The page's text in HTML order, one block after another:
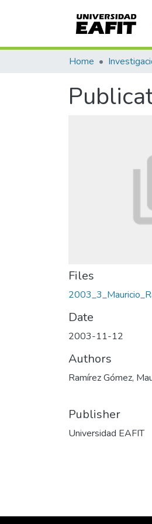
Home
Files
Date
2003-11-12
Authors
Ramírez Gómez,
Publisher
Universidad EAFIT